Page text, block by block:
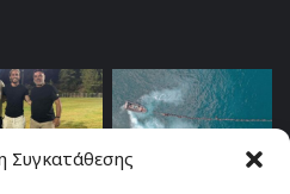
Συγκατάθεσης